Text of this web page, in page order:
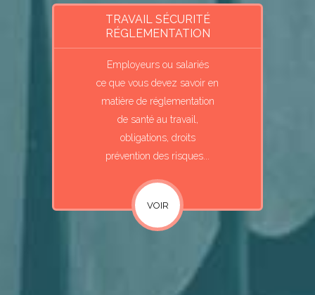
TRAVAIL SÉCURITÉ
RÉGLEMENTATION
Employeurs ou salariés
ce que vous devez savoir en
matière de réglementation
de santé au travail,
obligations, droits
prévention des risques...
VOIR